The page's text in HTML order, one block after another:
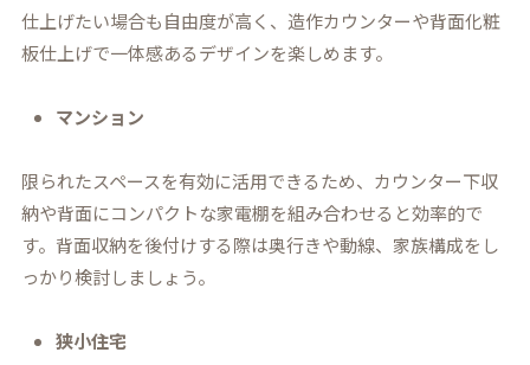
仕上げたい場合も自由度が高く、造作カウンターや背面化粧
板仕上げで一体感あるデザインを楽しめます。
マンション
限られたスペースを有効に活用できるため、カウンター下収
納や背面にコンパクトな家電棚を組み合わせると効率的で
す。背面収納を後付けする際は奥行きや動線、家族構成をし
っかり検討しましょう。
狭小住宅